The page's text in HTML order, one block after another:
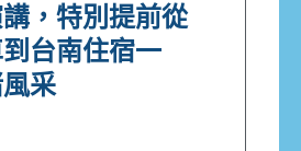
，特別提前從
台南住宿一
采